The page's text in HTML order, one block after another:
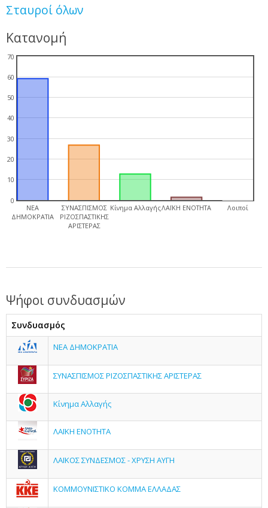
Σταυροί όλων
Κατανομή
ΝΕΑ
ΔΗΜΟΚΡΑΤΙΑ
ΣΥΝΑΣΠΙΣΜΟΣ
ΡΙΖΟΣΠΑΣΤΙΚΗΣ
ΑΡΙΣΤΕΡΑΣ
Κίνημα ΑλλαγήςΛΑΪΚΗ ΕΝΟΤΗΤΑ Λοιποί
0
10
20
30
40
50
60
70
Ψήφοι συνδυασμών
Συνδυασμός
ΝΕΑ ΔΗΜΟΚΡΑΤΙΑ
ΣΥΝΑΣΠΙΣΜΟΣ ΡΙΖΟΣΠΑΣΤΙΚΗΣ ΑΡΙΣΤΕΡΑΣ
Κίνημα Αλλαγής
ΛΑΪΚΗ ΕΝΟΤΗΤΑ
ΛΑΪΚΟΣ ΣΥΝΔΕΣΜΟΣ - ΧΡΥΣΗ ΑΥΓΗ
ΚΟΜΜΟΥΝΙΣΤΙΚΟ ΚΟΜΜΑ ΕΛΛΑΔΑΣ